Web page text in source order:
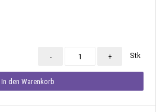
- + Stk
In den Warenkorb